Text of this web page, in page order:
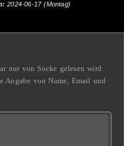
2024-06-17 (Montag)
nur von Socke gelesen wird
Angabe von Name, Email und